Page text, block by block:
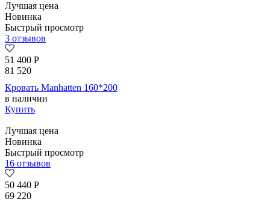
Лучшая цена
Новинка
Быстрый просмотр
3 отзывов
51 400 Р
81 520
Кровать Manhatten 160*200
в наличии
Купить
Лучшая цена
Новинка
Быстрый просмотр
16 отзывов
50 440 Р
69 220